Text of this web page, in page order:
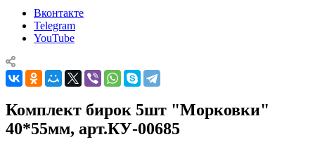
Вконтакте
Telegram
YouTube
Комплект бирок 5шт "Морковки"
40*55мм, арт.КУ-00685